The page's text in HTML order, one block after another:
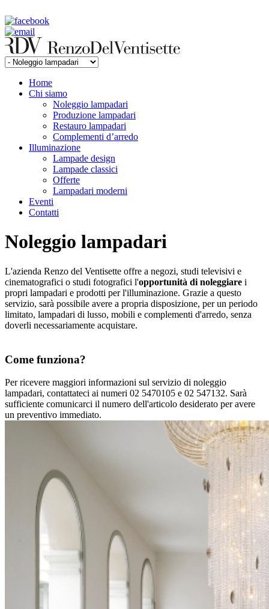
Home
Chi siamo
Noleggio lampadari
Produzione lampadari
Restauro lampadari
Complementi d’arredo
Illuminazione
Lampade design
Lampade classici
Offerte
Lampadari moderni
Eventi
Contatti
Noleggio lampadari
L'azienda Renzo del Ventisette offre a negozi, studi televisivi e
cinematografici o studi fotografici l'opportunità di noleggiare i
propri lampadari e prodotti per l'illuminazione. Grazie a questo
servizio, sarà possibile avere a propria disposizione, per un periodo
limitato, lampadari di lusso, mobili e complementi d'arredo, senza
doverli necessariamente acquistare.
Come funziona?
Per ricevere maggiori informazioni sul servizio di noleggio
lampadari, contattateci ai numeri 02 5470105 e 02 547132. Sarà
sufficiente comunicarci il numero dell'articolo desiderato per avere
un preventivo immediato.